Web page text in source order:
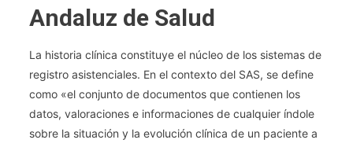
De
(AGD).
Sistema
De
Demora
Andaluz de Salud
La historia clínica constituye el núcleo de los sistemas de
registro asistenciales. En el contexto del SAS, se define
como «el conjunto de documentos que contienen los
datos, valoraciones e informaciones de cualquier índole
sobre la situación y la evolución clínica de un paciente a